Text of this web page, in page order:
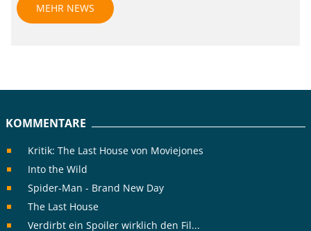
MEHR NEWS
KOMMENTARE
Kritik: The Last House von Moviejones
Into the Wild
Spider-Man - Brand New Day
The Last House
Verdirbt ein Spoiler wirklich den Fil...